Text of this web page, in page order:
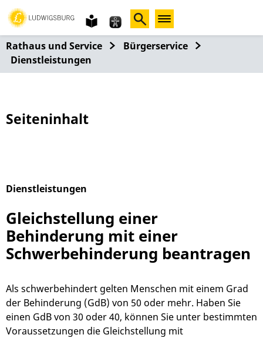
Gebärdensprache
leichte
Sprache
Rathaus und Service
Bürgerservice
Dienstleistungen
Seiteninhalt
Dienstleistungen
Gleichstellung einer
Behinderung mit einer
Schwerbehinderung beantragen
Als schwerbehindert gelten Menschen mit einem Grad
der Behinderung (GdB) von 50 oder mehr. Haben Sie
einen GdB von 30 oder 40, können Sie unter bestimmten
Voraussetzungen die Gleichstellung mit